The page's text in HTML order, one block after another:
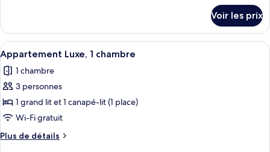
Attic)
le
type
de
chambre
Studio
Luxe
Attic)
Voir les prix
Afficher
toutes
les
photos
pour
ce
type
de
Une chambre d’hôtel moderne
1
Appartement Luxe, 1 chambre
1 chambre
3 personnes
1 grand lit et 1 canapé-lit (1 place)
Wi-Fi gratuit
Plus de détails
Plus